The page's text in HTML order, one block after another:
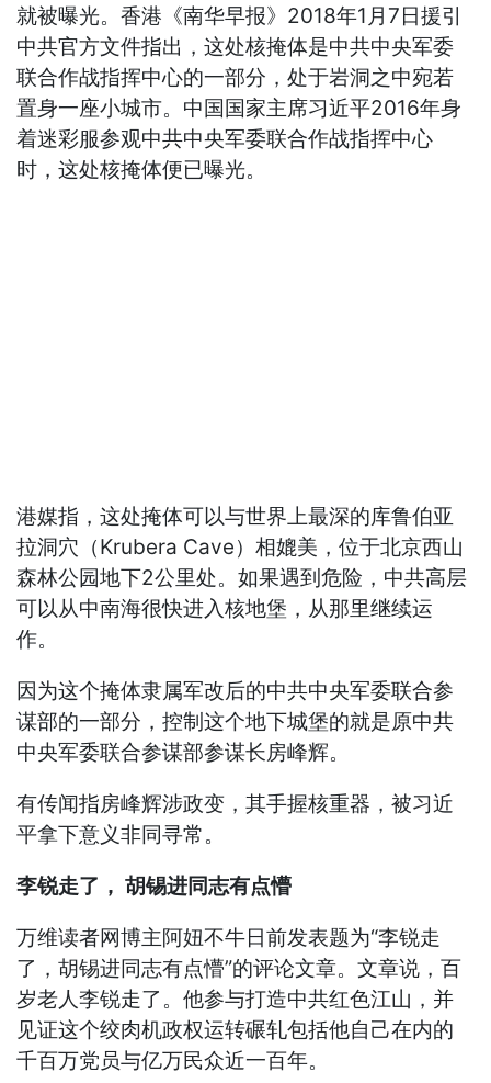
就被曝光。香港《南华早报》2018年1月7日援引
中共官方文件指出，这处核掩体是中共中央军委
联合作战指挥中心的一部分，处于岩洞之中宛若
置身一座小城市。中国国家主席习近平2016年身
着迷彩服参观中共中央军委联合作战指挥中心
时，这处核掩体便已曝光。
港媒指，这处掩体可以与世界上最深的库鲁伯亚
拉洞穴（Krubera Cave）相媲美，位于北京西山
森林公园地下2公里处。如果遇到危险，中共高层
可以从中南海很快进入核地堡，从那里继续运
作。
因为这个掩体隶属军改后的中共中央军委联合参
谋部的一部分，控制这个地下城堡的就是原中共
中央军委联合参谋部参谋长房峰辉。
有传闻指房峰辉涉政变，其手握核重器，被习近
平拿下意义非同寻常。
李锐走了， 胡锡进同志有点懵
万维读者网博主阿妞不牛日前发表题为“李锐走
了，胡锡进同志有点懵”的评论文章。文章说，百
岁老人李锐走了。他参与打造中共红色江山，并
见证这个绞肉机政权运转碾轧包括他自己在内的
千百万党员与亿万民众近一百年。